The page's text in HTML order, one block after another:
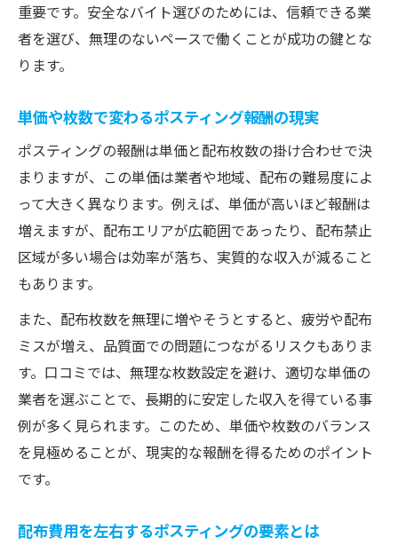
重要です。安全なバイト選びのためには、信頼できる業
者を選び、無理のないペースで働くことが成功の鍵とな
ります。
単価や枚数で変わるポスティング報酬の現実
ポスティングの報酬は単価と配布枚数の掛け合わせで決
まりますが、この単価は業者や地域、配布の難易度によ
って大きく異なります。例えば、単価が高いほど報酬は
増えますが、配布エリアが広範囲であったり、配布禁止
区域が多い場合は効率が落ち、実質的な収入が減ること
もあります。
また、配布枚数を無理に増やそうとすると、疲労や配布
ミスが増え、品質面での問題につながるリスクもありま
す。口コミでは、無理な枚数設定を避け、適切な単価の
業者を選ぶことで、長期的に安定した収入を得ている事
例が多く見られます。このため、単価や枚数のバランス
を見極めることが、現実的な報酬を得るためのポイント
です。
配布費用を左右するポスティングの要素とは